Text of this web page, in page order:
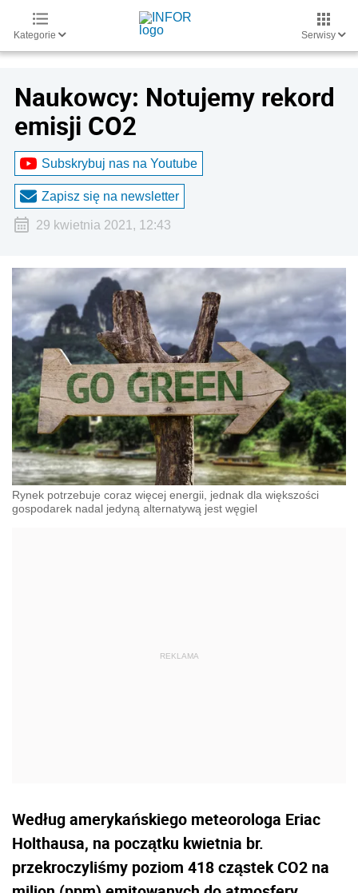
Kategorie Serwisy
Naukowcy: Notujemy rekord
emisji CO2
Subskrybuj nas na Youtube
Zapisz się na newsletter
29 kwietnia 2021, 12:43
Rynek potrzebuje coraz więcej energii, jednak dla większości
gospodarek nadal jedyną alternatywą jest węgiel
Według amerykańskiego meteorologa Eriac
Holthausa, na początku kwietnia br.
przekroczyliśmy poziom 418 cząstek CO2 na